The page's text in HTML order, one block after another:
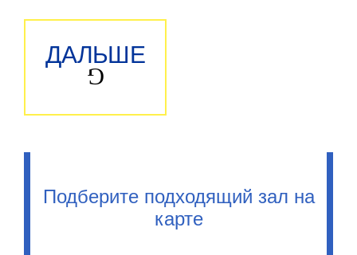
ДАЛЬШЕ
Подберите подходящий зал на
карте